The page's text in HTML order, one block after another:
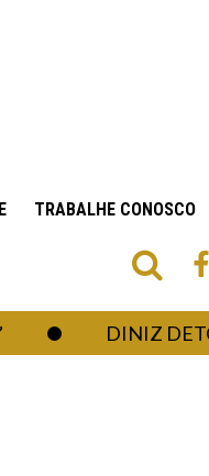
TRABALHE CONOSCO
DINIZ DETONA